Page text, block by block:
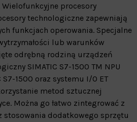
procesory
technologiczne zapewniają
funkcjach operowania. Specjalne
lub warunków
odrębną rodziną urządzeń
SIMATIC S7-1500 TM NPU
1500 oraz systemu I/O ET
metod sztucznej
Można go łatwo zintegrować z
stosowania dodatkowego sprzętu